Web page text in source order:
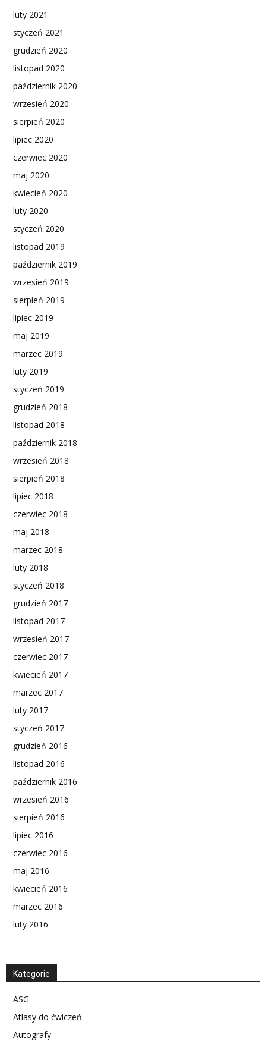
luty 2021
styczeń 2021
grudzień 2020
listopad 2020
październik 2020
wrzesień 2020
sierpień 2020
lipiec 2020
czerwiec 2020
maj 2020
kwiecień 2020
luty 2020
styczeń 2020
listopad 2019
październik 2019
wrzesień 2019
sierpień 2019
lipiec 2019
maj 2019
marzec 2019
luty 2019
styczeń 2019
grudzień 2018
listopad 2018
październik 2018
wrzesień 2018
sierpień 2018
lipiec 2018
czerwiec 2018
maj 2018
marzec 2018
luty 2018
styczeń 2018
grudzień 2017
listopad 2017
wrzesień 2017
czerwiec 2017
kwiecień 2017
marzec 2017
luty 2017
styczeń 2017
grudzień 2016
listopad 2016
październik 2016
wrzesień 2016
sierpień 2016
lipiec 2016
czerwiec 2016
maj 2016
kwiecień 2016
marzec 2016
luty 2016
Kategorie
ASG
Atlasy do ćwiczeń
Autografy